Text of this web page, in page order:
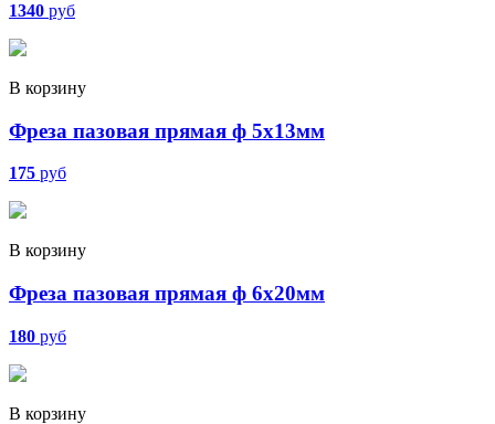
1340 руб
В корзину
Фреза пазовая прямая ф 5х13мм
175 руб
В корзину
Фреза пазовая прямая ф 6х20мм
180 руб
В корзину